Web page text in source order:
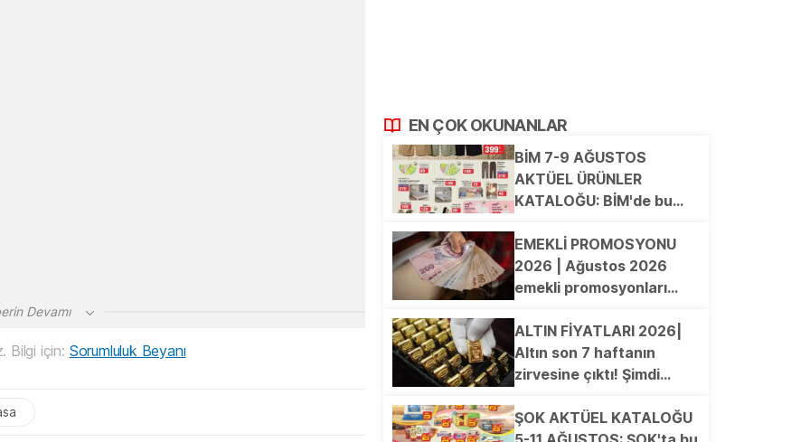
Devamı
Bilgi için: Sorumluluk Beyanı
EN ÇOK OKUNANLAR
BİM 7-9 AĞUSTOS
AKTÜEL ÜRÜNLER
KATALOĞU: BİM'de bu
indirimde? El Havlusu,
Yüz Havlusu, Çift Kişilik
Lastikli Çarşaf, Safari
Pantalon, Wok Tava...
EMEKLİ PROMOSYONU
2026 | Ağustos 2026
emekli promosyonları
ödemeyi hangi banka
veriyor?
ALTIN FİYATLARI 2026|
Altın son 7 haftanın
zirvesine çıktı! Şimdi
ŞOK AKTÜEL KATALOĞU